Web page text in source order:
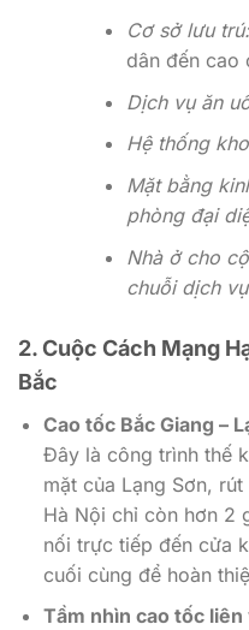
Cơ sở lưu trú:
dân đến cao
Dịch vụ ăn
Hệ thống
Mặt bằng
phòng đại
Nhà ở cho
chuỗi dịch
2. Cuộc Cách Mạng
Bắc
Cao tốc Bắc Giang –
Đây là công trình thế
mặt của Lạng Sơn,
Hà Nội chỉ còn hơn 2
nối trực tiếp đến cửa
cuối cùng để hoàn
Tầm nhìn cao tốc liên